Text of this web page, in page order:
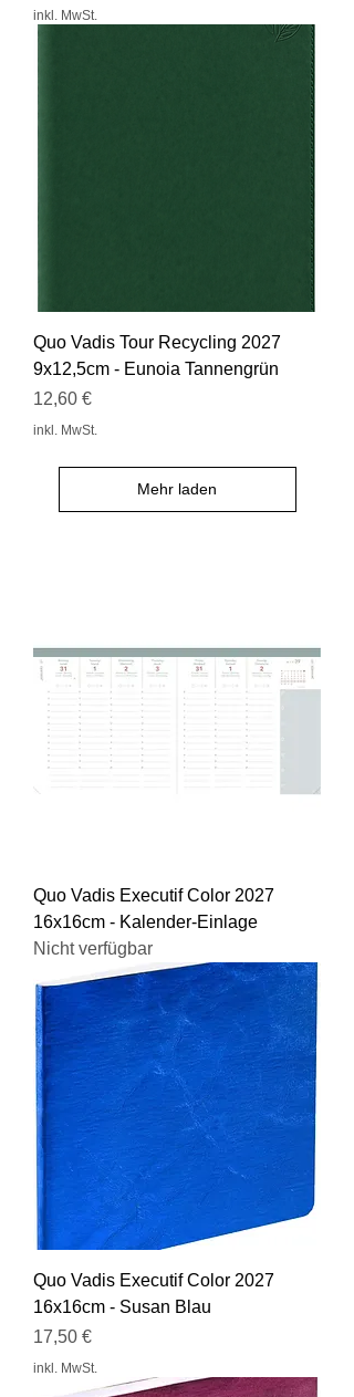
inkl. MwSt.
Quo Vadis Tour Recycling 2027
9x12,5cm - Eunoia Tannengrün
Preis
12,60 €
inkl. MwSt.
Mehr laden
Quo Vadis Executif Color 2027
16x16cm - Kalender-Einlage
Nicht verfügbar
Quo Vadis Executif Color 2027
16x16cm - Susan Blau
Preis
17,50 €
inkl. MwSt.